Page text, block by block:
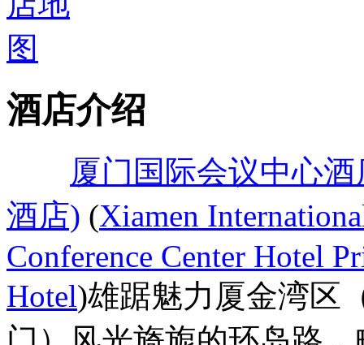
酒店介绍
厦门国际会议中心
酒店) (Xiamen
Conference Center Hotel
Hotel)雄踞魅力厦金湾区